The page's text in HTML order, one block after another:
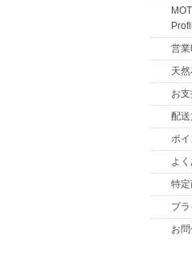
営
天
お
配
ポ
よ
特
プ
お